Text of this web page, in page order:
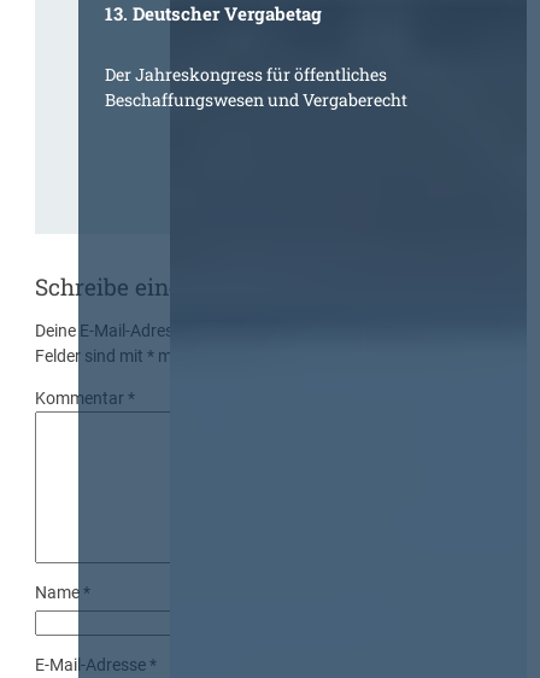
13. Deutscher Vergabetag
Der Jahreskongress für öffentliches
Beschaffungswesen und Vergaberecht
Schreibe einen Kommentar
Deine E-Mail-Adresse wird nicht veröffentlicht.
Felder sind mit* markiert
Kommentar*
Name*
E-Mail-Adresse*